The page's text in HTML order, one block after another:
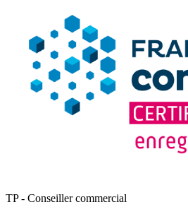
TP - Conseiller commercial